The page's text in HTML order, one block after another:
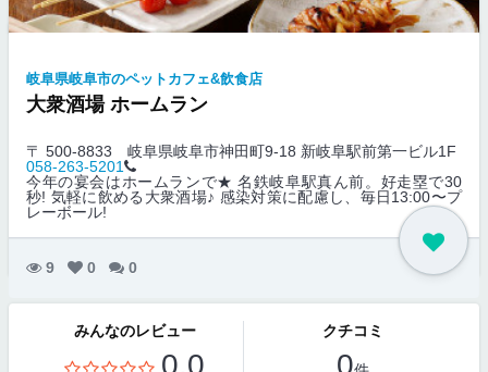
岐阜県岐阜市のペットカフェ&飲食店
大衆酒場 ホームラン
〒 500-8833
岐阜県岐阜市神田町9-18 新岐阜駅前第一ビル1F
058-263-5201
今年の宴会はホームランで★ 名鉄岐阜駅真ん前。好走塁で30
秒! 気軽に飲める大衆酒場♪ 感染対策に配慮し、毎日13:00〜プ
レーボール!
9 0 0
みんなのレビュー
0.0
クチコミ
0